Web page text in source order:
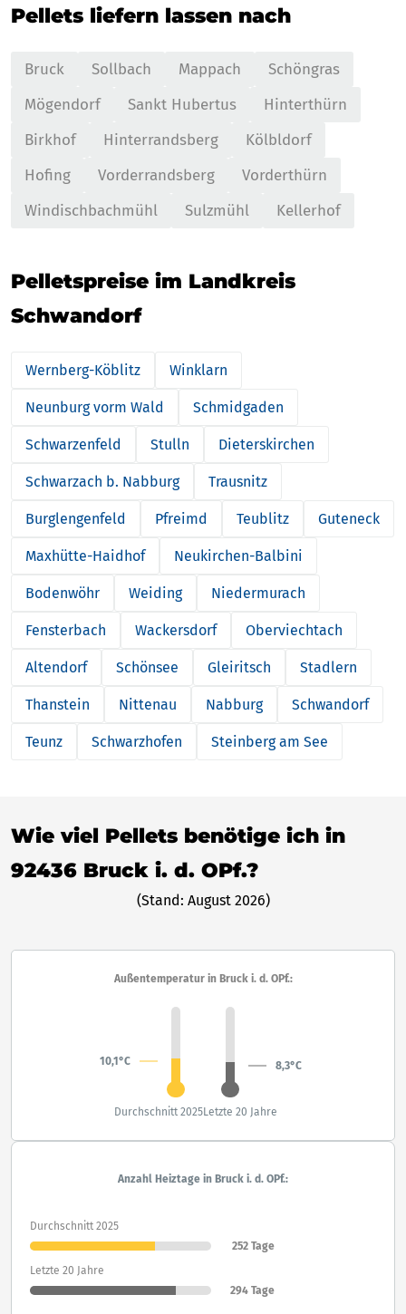
Pellets liefern lassen nach
Bruck Sollbach Mappach
Schöngras
Mögendorf
Sankt Hubertus
Hinterthürn
Birkhof
Hinterrandsberg
Kölbldorf
Hofing
Vorderrandsberg
Vorderthürn
Windischbachmühl
Sulzmühl Kellerhof
Pelletspreise im Landkreis
Schwandorf
Wernberg-Köblitz Winklarn
Neunburg vorm Wald Schmidgaden
Schwarzenfeld Stulln Dieterskirchen
Schwarzach b. Nabburg Trausnitz
Burglengenfeld Pfreimd Teublitz Guteneck
Maxhütte-Haidhof Neukirchen-Balbini
Bodenwöhr Weiding Niedermurach
Fensterbach Wackersdorf Oberviechtach
Altendorf Schönsee Gleiritsch Stadlern
Thanstein Nittenau Nabburg Schwandorf
Teunz Schwarzhofen Steinberg am See
Wie viel Pellets benötige ich in
92436 Bruck i. d. OPf.?
(Stand: August 2026)
Außentemperatur in Bruck i. d. OPf.:
10,1°C 8,3°C
Durchschnitt 2025Letzte 20 Jahre
Anzahl Heiztage in Bruck i. d. OPf.:
Durchschnitt 2025
252 Tage
Letzte 20 Jahre
294 Tage